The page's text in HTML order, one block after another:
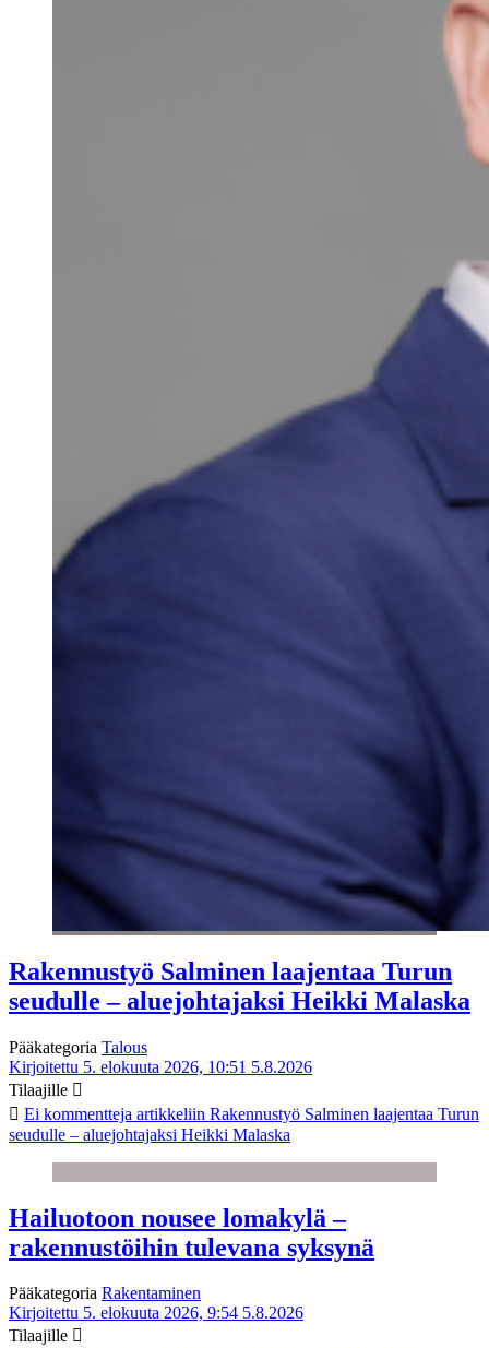
Rakennustyö Salminen laajentaa Turun
seudulle – aluejohtajaksi Heikki Malaska
Pääkategoria Talous
Kirjoitettu 5. elokuuta 2026, 10:51 5.8.2026
Tilaajille
Ei kommentteja artikkeliin Rakennustyö Salminen laajentaa Turun
seudulle – aluejohtajaksi Heikki Malaska
Hailuotoon nousee lomakylä –
rakennustöihin tulevana syksynä
Pääkategoria Rakentaminen
Kirjoitettu 5. elokuuta 2026, 9:54 5.8.2026
Tilaajille